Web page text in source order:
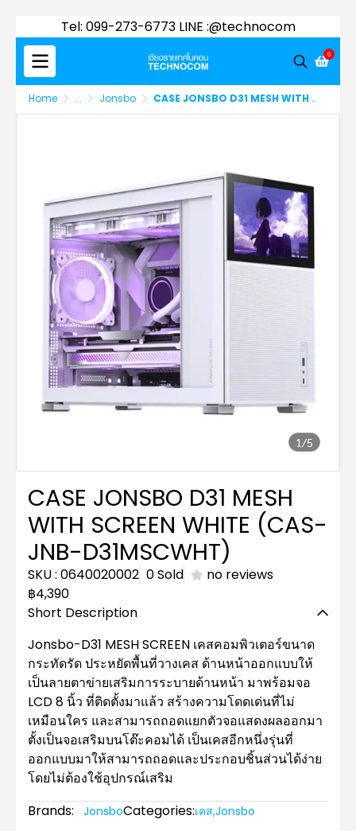
Tel: 099-273-6773 LINE :@technocom
0
Home ... Jonsbo CASE JONSBO D31 MESH WITH SCREEN WHITE (CAS-JNB-D31MSCWHT)
1/5
CASE JONSBO D31 MESH
WITH SCREEN WHITE (CAS-
JNB-D31MSCWHT)
SKU : 0640020002 0 Sold
no reviews
฿4,390
Short Description
Jonsbo-D31 MESH SCREEN เคสคอมพิวเตอร์ขนาด
กระทัดรัด ประหยัดพื้นที่วางเคส ด้านหน้าออกแบบให้
เป็นลายตาข่ายเสริมการระบายด้านหน้า มาพร้อมจอ
LCD 8 นิ้ว ที่ติดตั้งมาแล้ว สร้างความโดดเด่นที่ไม่
เหมือนใคร และสามารถถอดแยกตัวจอแสดงผลออกมา
ตั้งเป็นจอเสริมบนโต๊ะคอมได้ เป็นเคสอีกหนึ่งรุ่นที่
ออกแบบมาให้สามารถถอดและประกอบชิ้นส่วนได้ง่าย
โดยไม่ต้องใช้อุปกรณ์เสริม
Brands:
JonsboCategories:เคส,Jonsbo